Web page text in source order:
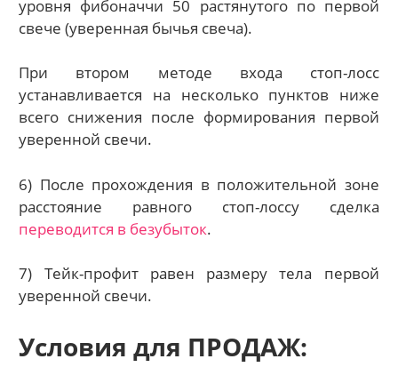
уровня фибоначчи 50 растянутого по первой
свече (уверенная бычья свеча).
При втором методе входа стоп-лосс
устанавливается на несколько пунктов ниже
всего снижения после формирования первой
уверенной свечи.
6) После прохождения в положительной зоне
расстояние равного стоп-лоссу сделка
переводится в безубыток.
7) Тейк-профит равен размеру тела первой
уверенной свечи.
Условия для ПРОДАЖ: